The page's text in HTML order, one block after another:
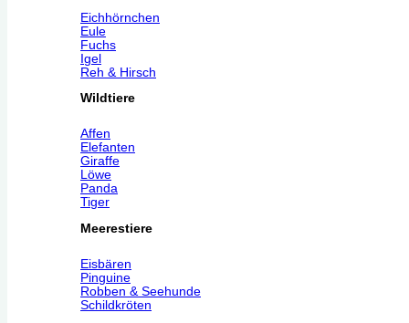
Eichhörnchen
Eule
Fuchs
Igel
Reh & Hirsch
Wildtiere
Affen
Elefanten
Giraffe
Löwe
Panda
Tiger
Meerestiere
Eisbären
Pinguine
Robben & Seehunde
Schildkröten